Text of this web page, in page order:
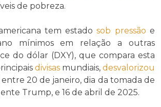
de pobreza.
tem estadosob pressão e
mínimos em relação a outras
do dólar (DXY), que compara esta
divisasmundiais,desvalorizou
entre 20 de janeiro, dia da tomada de
Trump, e 16 de abril de 2025.